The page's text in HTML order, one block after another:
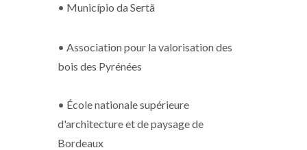
• Município da Sertã
• Association pour la valorisation des
bois des Pyrénées
• École nationale supérieure
d'architecture et de paysage de
Bordeaux